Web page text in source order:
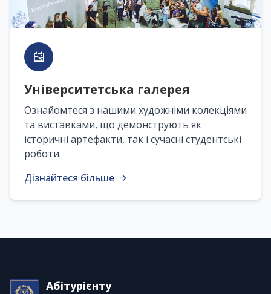
Університетська галерея
Ознайомтеся з нашими художніми колекціями
та виставками, що демонструють як
історичні артефакти, так і сучасні студентські
роботи.
Дізнайтеся більше
Абітурієнту